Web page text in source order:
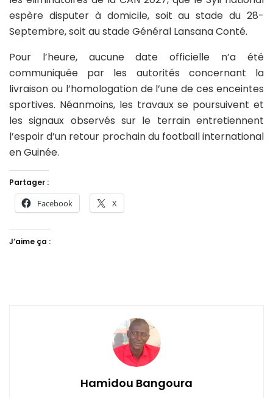
espère disputer à domicile, soit au stade du 28-
Septembre, soit au stade Général Lansana Conté.
Pour l’heure, aucune date officielle n’a été
communiquée par les autorités concernant la
livraison ou l’homologation de l’une de ces enceintes
sportives. Néanmoins, les travaux se poursuivent et
les signaux observés sur le terrain entretiennent
l’espoir d’un retour prochain du football international
en Guinée.
Partager :
Facebook X
J’aime ça :
Hamidou Bangoura